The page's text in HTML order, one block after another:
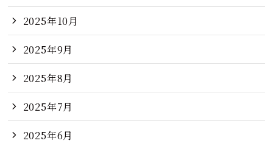
2025年10月
2025年9月
2025年8月
2025年7月
2025年6月